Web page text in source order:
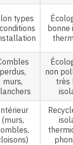
types
bonne
perdus,
murs,
non
très
(murs,